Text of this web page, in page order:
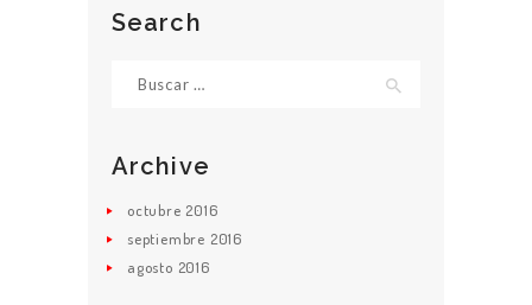
Search
Archive
octubre 2016
septiembre 2016
agosto 2016